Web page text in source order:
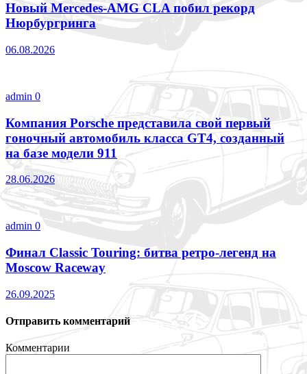
Новый Mercedes-AMG CLA побил рекорд
Нюрбургринга
06.08.2026
admin 0
Компания Porsche представила свой первый
гоночный автомобиль класса GT4, созданный
на базе модели 911
28.06.2026
admin 0
Финал Classic Touring: битва ретро-легенд на
Moscow Raceway
26.09.2025
Отправить комментарий
Комментарии